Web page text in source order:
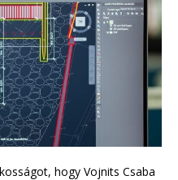
hogy Vojnits Csaba